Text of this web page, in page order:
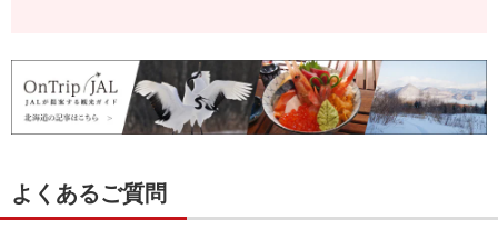
よくあるご質問